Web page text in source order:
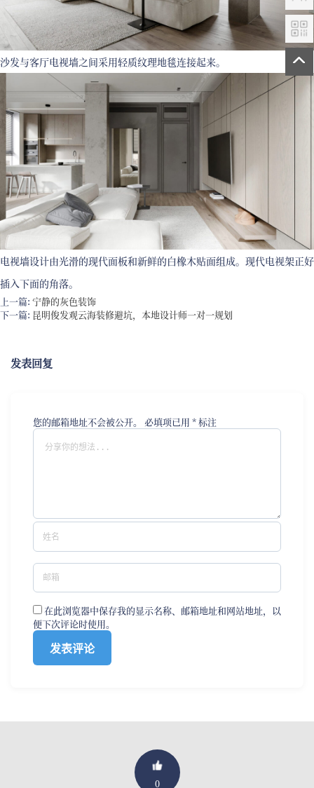
沙发与客厅电视墙之间采用轻质纹理地毯连接起来。
电视墙设计由光滑的现代面板和新鲜的白橡木贴面组成。现代电视架正好
插入下面的角落。
上一篇: 宁静的灰色装饰
下一篇: 昆明俊发观云海装修避坑，本地设计师一对一规划
发表回复
您的邮箱地址不会被公开。 必填项已用 *标注
在此浏览器中保存我的显示名称、邮箱地址和网站地址，以
便下次评论时使用。
0